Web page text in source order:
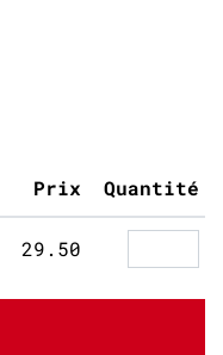
Prix Quantité
29.50